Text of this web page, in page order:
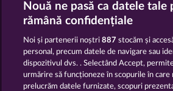
KING OF THE JUNGLE BLACK
Nouă ne pasă ca datele tale
rămână confidențiale
Noi și partenerii noștri887 stocăm și
personal, precum datele de navigare sau
dispozitivul dvs. . Selectând Accept,
urmărire să funcționeze în scopurile în
prelucrăm datele furnizate, scopuri